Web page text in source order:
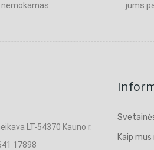
jums
LT-54370 Kauno r.
17898
Kaip